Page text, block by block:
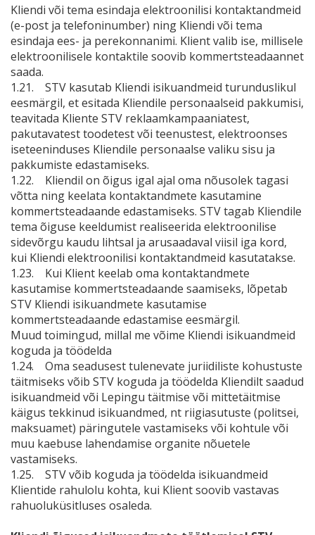
Kliendi või tema esindaja elektroonilisi kontaktandmeid
(e-post ja telefoninumber) ning Kliendi või tema
esindaja ees- ja perekonnanimi. Klient valib ise, millisele
elektroonilisele kontaktile soovib kommertsteadaannet
saada.
1.21. STV kasutab Kliendi isikuandmeid turunduslikul
eesmärgil, et esitada Kliendile personaalseid pakkumisi,
teavitada Kliente STV reklaamkampaaniatest,
pakutavatest toodetest või teenustest, elektroonses
iseteeninduses Kliendile personaalse valiku sisu ja
pakkumiste edastamiseks.
1.22. Kliendil on õigus igal ajal oma nõusolek tagasi
võtta ning keelata kontaktandmete kasutamine
kommertsteadaande edastamiseks. STV tagab Kliendile
tema õiguse keeldumist realiseerida elektroonilise
sidevõrgu kaudu lihtsal ja arusaadaval viisil iga kord,
kui Kliendi elektroonilisi kontaktandmeid kasutatakse.
1.23. Kui Klient keelab oma kontaktandmete
kasutamise kommertsteadaande saamiseks, lõpetab
STV Kliendi isikuandmete kasutamise
kommertsteadaande edastamise eesmärgil.
Muud toimingud, millal me võime Kliendi isikuandmeid
koguda ja töödelda
1.24. Oma seadusest tulenevate juriidiliste kohustuste
täitmiseks võib STV koguda ja töödelda Kliendilt saadud
isikuandmeid või Lepingu täitmise või mittetäitmise
käigus tekkinud isikuandmed, nt riigiasutuste (politsei,
maksuamet) päringutele vastamiseks või kohtule või
muu kaebuse lahendamise organite nõuetele
vastamiseks.
1.25. STV võib koguda ja töödelda isikuandmeid
Klientide rahulolu kohta, kui Klient soovib vastavas
rahuoluküsitluses osaleda.